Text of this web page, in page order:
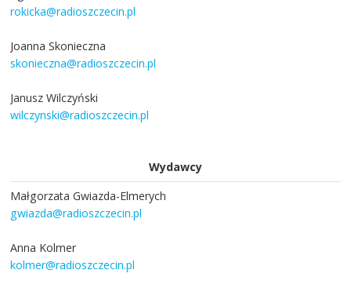
rokicka@radioszczecin.pl
Joanna Skonieczna
skonieczna@radioszczecin.pl
Janusz Wilczyński
wilczynski@radioszczecin.pl
Wydawcy
Małgorzata Gwiazda-Elmerych
gwiazda@radioszczecin.pl
Anna Kolmer
kolmer@radioszczecin.pl